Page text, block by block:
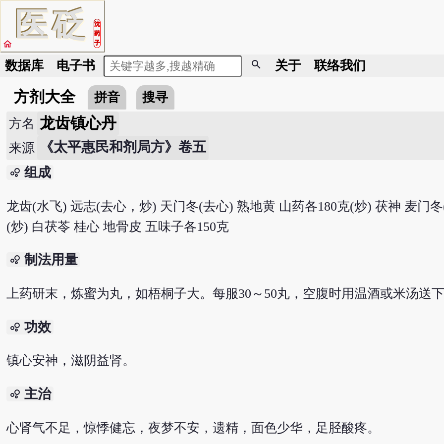
医砭
沈
药
子
home
数据库 电子书 search 关于 联络我们
方剂大全 拼音
搜寻
方名 龙齿镇心丹
来源 《太平惠民和剂局方》卷五
bubble_chart 组成
龙齿(水飞) 远志(去心，炒) 天门冬(去心) 熟地黄 山药各180克(炒) 茯神 麦门
(炒) 白茯苓 桂心 地骨皮 五味子各150克
bubble_chart 制法用量
上药研末，炼蜜为丸，如梧桐子大。每服30～50丸，空腹时用温酒或米汤送
bubble_chart 功效
镇心安神，滋阴益肾。
bubble_chart 主治
心肾气不足，惊悸健忘，夜梦不安，遗精，面色少华，足胫酸疼。